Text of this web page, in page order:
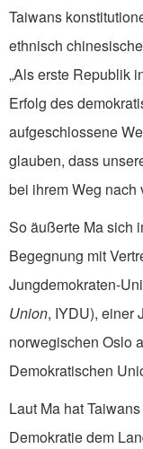
Taiwans
ethnisch
„Als erste Republik
Erfolg des
aufgeschlossene
glauben, dass
bei ihrem Weg nach
So äußerte Ma sich
Begegnung mit
Jungdemokraten-
Union, IYDU), einer
norwegischen Oslo
Demokratischen
Laut Ma hat
Demokratie dem